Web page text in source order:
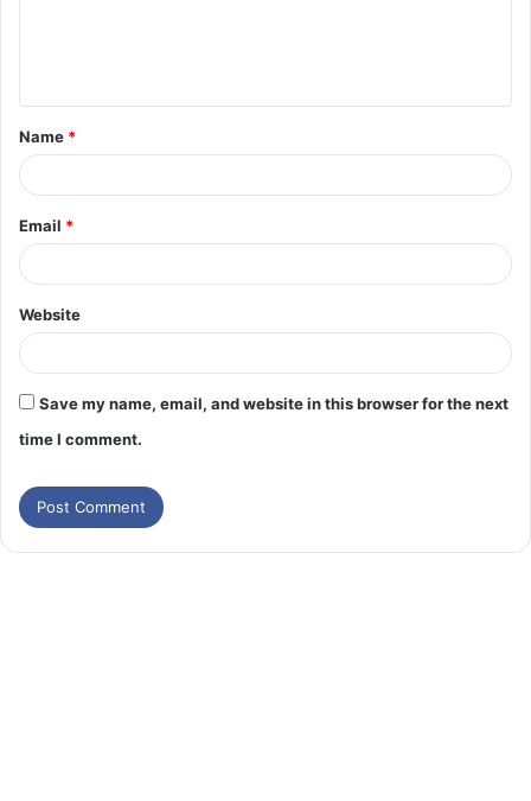
Name *
Email *
Website
Save my name, email, and website in this browser for the next
time I comment.